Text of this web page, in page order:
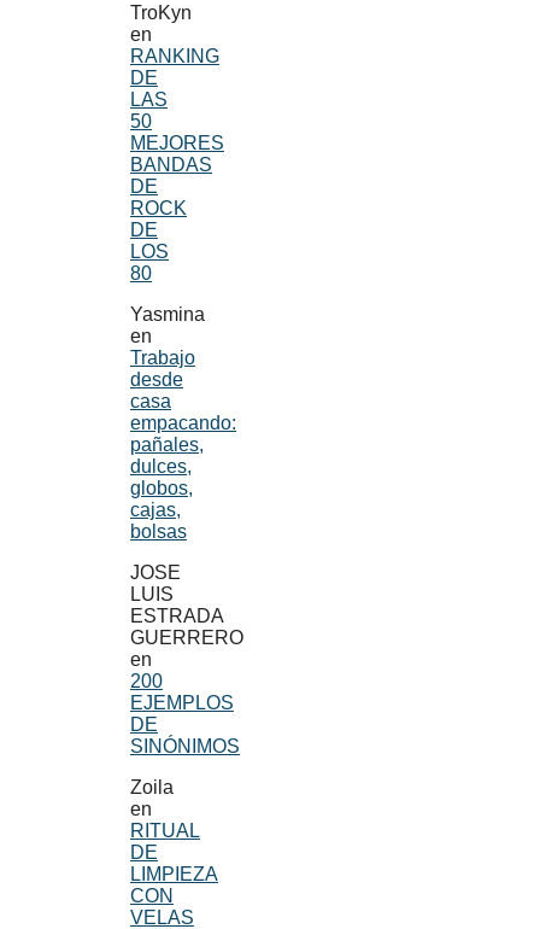
TroKyn
en
RANKING
DE
LAS
50
MEJORES
BANDAS
DE
ROCK
DE
LOS
80
Yasmina
en
Trabajo
desde
casa
empacando:
pañales,
dulces,
globos,
cajas,
bolsas
JOSE
LUIS
ESTRADA
GUERRERO
en
200
EJEMPLOS
DE
SINÓNIMOS
Zoila
en
RITUAL
DE
LIMPIEZA
CON
VELAS